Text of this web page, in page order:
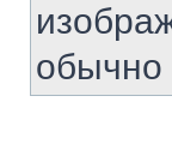
обычно